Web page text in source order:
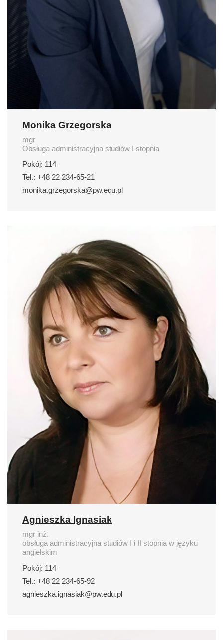
Monika Grzegorska
mgr
Obsługa administracyjna studiów I stopnia
Pokój: 114
Tel.: +48 22 234-65-21
monika.grzegorska@pw.edu.pl
Agnieszka Ignasiak
mgr inż.
obsługa administracyjna studiów I i II stopnia w języku
angielskim
Pokój: 114
Tel.: +48 22 234-65-92
agnieszka.ignasiak@pw.edu.pl